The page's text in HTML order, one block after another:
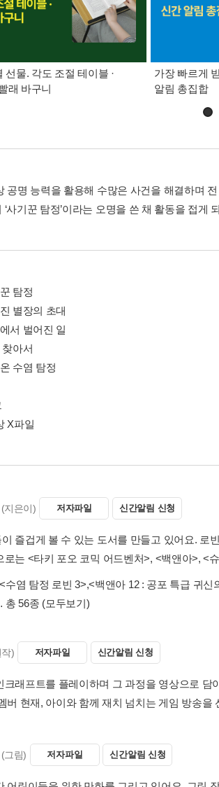
선물. 각도 조절 테이블 ·
래 바구니
가장 빠르게
알림 총집합
공명 능력을 활용해 수많은 사건을 해결하며
‘사기꾼 탐정’이라는 오명을 쓴 채 활동을 접게
탐정
별장의 초대
서 벌어진 일
아서
수염 탐정
X파일
(지은이) 저자파일 신간알림 신청
즐겁게 볼 수 있는 도서를 만들고 있어요. 로
로는 <타키 포오 코믹 어드벤처>, <백앤아>, <
<수염 탐정 로빈 3>,<백앤아 12 : 공포 특급 귀신
56종 (모두보기)
) 저자파일 신간알림 신청
크래프트를 플레이하며 그 과정을 영상으로
버 현재, 아이와 함께 재치 넘치는 게임 방송을
(그림) 저자파일 신간알림 신청